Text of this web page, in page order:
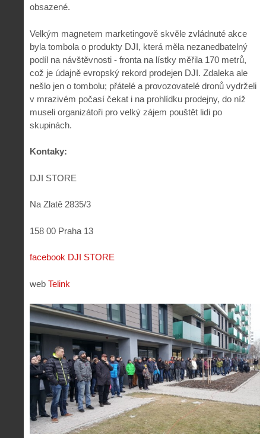
obsazené.
Velkým magnetem marketingově skvěle zvládnuté akce
byla tombola o produkty DJI, která měla nezanedbatelný
podíl na návštěvnosti - fronta na lístky měřila 170 metrů,
což je údajně evropský rekord prodejen DJI. Zdaleka ale
nešlo jen o tombolu; přátelé a provozovatelé dronů vydrželi
v mrazivém počasí čekat i na prohlídku prodejny, do níž
museli organizátoři pro velký zájem pouštět lidi po
skupinách.
Kontaky:
DJI STORE
Na Zlatě 2835/3
158 00 Praha 13
facebook DJI STORE
web Telink